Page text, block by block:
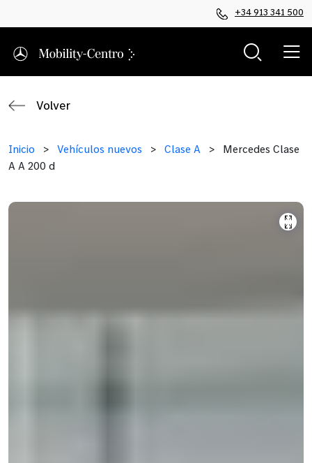
+34 913 341 500
Volver
Inicio > Vehículos nuevos > Clase A >
Mercedes Clase
A A 200 d